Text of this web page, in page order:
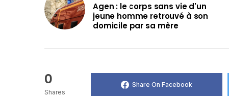
Agen : le corps sans vie d'un
jeune homme retrouvé à son
domicile par sa mère
0
Shares
Share On Facebook